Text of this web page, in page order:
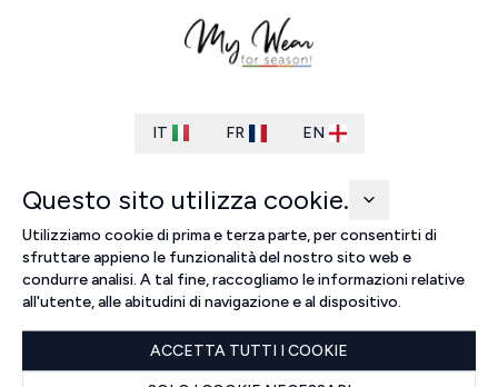
IT FR EN
Questo sito utilizza cookie.
Utilizziamo cookie di prima e terza parte, per consentirti di
sfruttare appieno le funzionalità del nostro sito web e
condurre analisi. A tal fine, raccogliamo le informazioni relative
all'utente, alle abitudini di navigazione e al dispositivo.
ACCETTA TUTTI I COOKIE